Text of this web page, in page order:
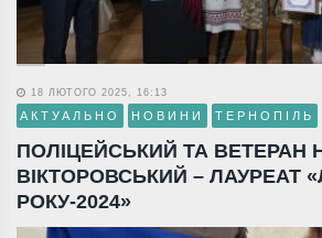
18 ЛЮТОГО 2025, 16:13
АКТУАЛЬНО НОВИНИ ТЕРНОПІЛЬ
ПОЛІЦЕЙСЬКИЙ ТА ВЕТЕРАН
ВІКТОРОВСЬКИЙ – ЛАУРЕАТ
РОКУ-2024»